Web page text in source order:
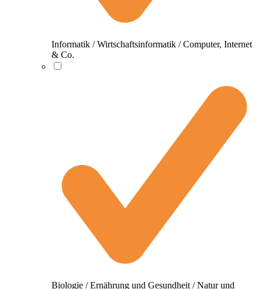
Informatik / Wirtschaftsinformatik / Computer, Internet
& Co.
Biologie / Ernährung und Gesundheit / Natur und